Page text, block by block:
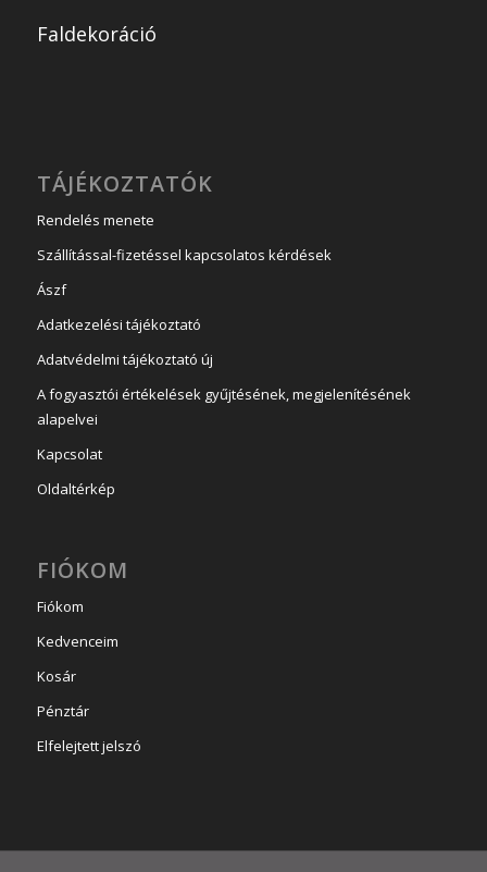
Faldekoráció
TÁJÉKOZTATÓK
Rendelés menete
Szállítással-fizetéssel kapcsolatos kérdések
Ászf
Adatkezelési tájékoztató
Adatvédelmi tájékoztató új
A fogyasztói értékelések gyűjtésének, megjelenítésének
alapelvei
Kapcsolat
Oldaltérkép
FIÓKOM
Fiókom
Kedvenceim
Kosár
Pénztár
Elfelejtett jelszó